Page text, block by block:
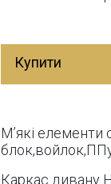
Купити
М’які
Каркас дивану